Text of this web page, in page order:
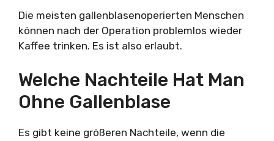
Die meisten gallenblasenoperierten Menschen
können nach der Operation problemlos wieder
Kaffee trinken. Es ist also erlaubt.
Welche Nachteile Hat Man
Ohne Gallenblase
Es gibt keine größeren Nachteile, wenn die